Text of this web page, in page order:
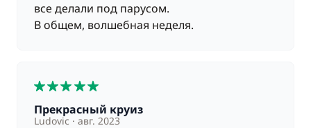
все делали под парусом.
В общем, волшебная неделя.
Прекрасный круиз
Ludovic
авг. 2023